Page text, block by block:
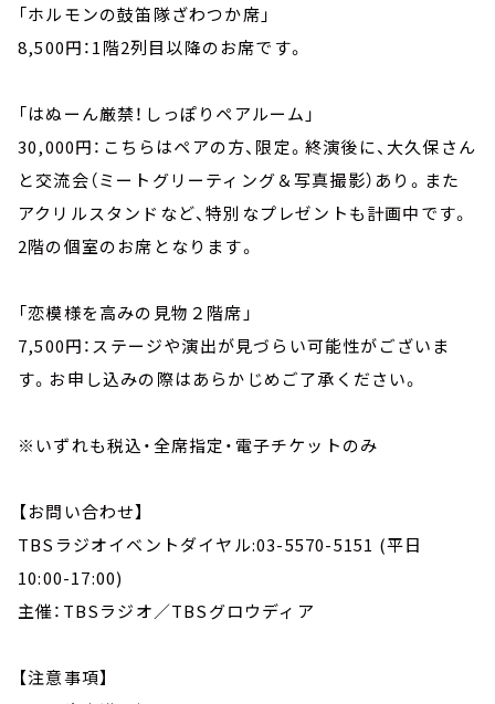
「ホルモンの鼓笛隊ざわつか席」
8,500円：1階2列目以降のお席です。
「はぬーん厳禁！しっぽりペアルーム」
30,000円：こちらはペアの方、限定。終演後に、大久保さん
と交流会（ミートグリーティング＆写真撮影）あり。また
アクリルスタンドなど、特別なプレゼントも計画中です。
2階の個室のお席となります。
「恋模様を高みの見物２階席」
7,500円：ステージや演出が見づらい可能性がございま
す。お申し込みの際はあらかじめご了承ください。
※いずれも税込・全席指定・電子チケットのみ
【お問い合わせ】
TBSラジオイベントダイヤル:03-5570-5151 (平日
10:00-17:00)
主催：TBSラジオ／TBSグロウディア
【注意事項】